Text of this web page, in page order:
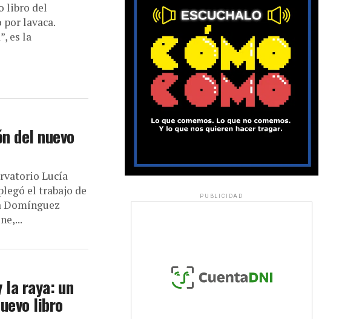
libro del
lavaca.
es la
del nuevo
Lucía
el trabajo de
Domínguez
la raya: un
libro
PUBLICIDAD